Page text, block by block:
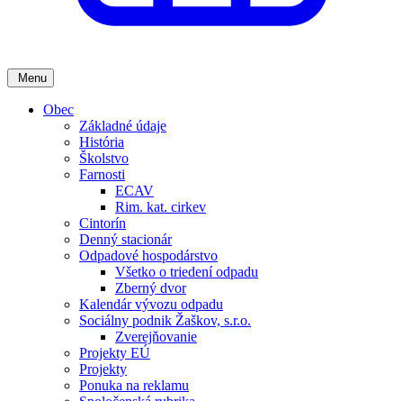
Menu
Obec
Základné údaje
História
Školstvo
Farnosti
ECAV
Rim. kat. cirkev
Cintorín
Denný stacionár
Odpadové hospodárstvo
Všetko o triedení odpadu
Zberný dvor
Kalendár vývozu odpadu
Sociálny podnik Žaškov, s.r.o.
Zverejňovanie
Projekty EÚ
Projekty
Ponuka na reklamu